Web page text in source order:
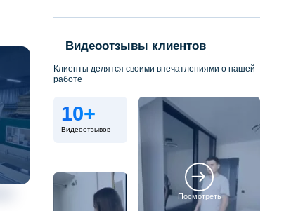
Видеоотзывы клиентов
Клиенты делятся своими впечатлениями о нашей
работе
10+
Видеоотзывов
Посмотреть